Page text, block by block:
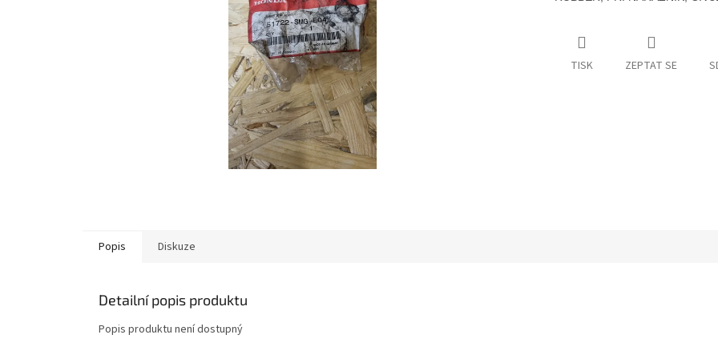
TISK ZEPTAT SE
Popis Diskuze
Detailní popis produktu
Popis produktu není dostupný